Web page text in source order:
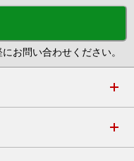
お問い合わせください。